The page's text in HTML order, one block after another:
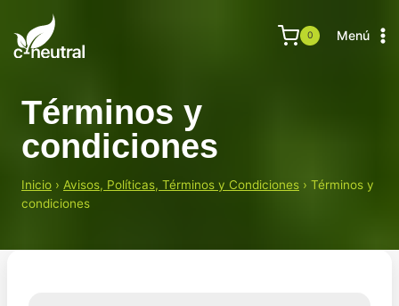
contenido
0 Menú
Términos y
condiciones
Inicio › Avisos, Políticas, Términos y Condiciones › Términos y
condiciones